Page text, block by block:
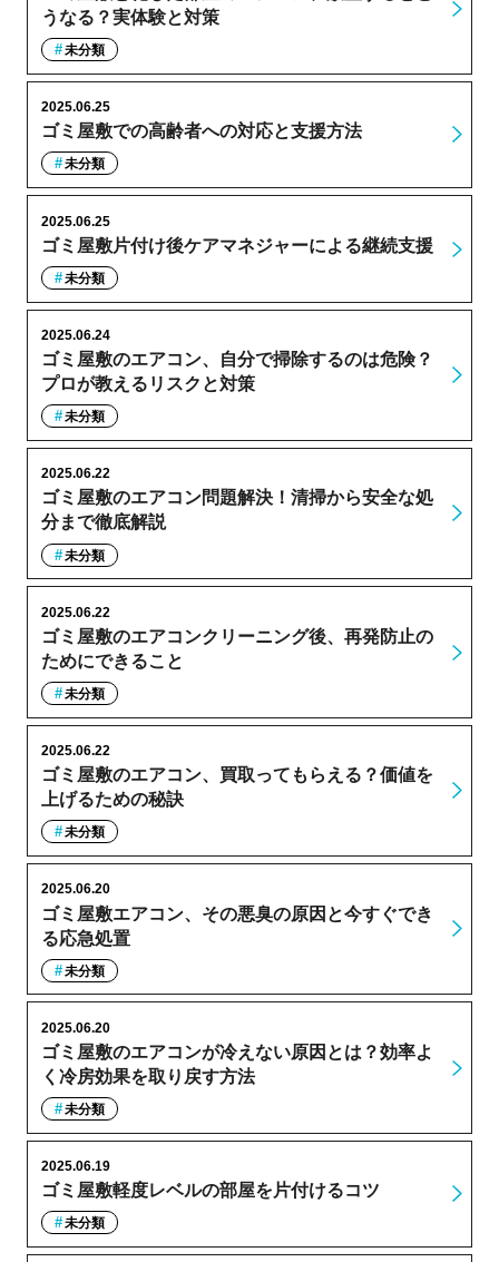
うなる？実体験と対策
未分類
ゴミ屋敷での高齢者への対応と支援方法
2025.06.25
未分類
ゴミ屋敷片付け後ケアマネジャーによる継続支援
2025.06.25
未分類
ゴミ屋敷のエアコン、自分で掃除するのは危険？
プロが教えるリスクと対策
2025.06.24
未分類
ゴミ屋敷のエアコン問題解決！清掃から安全な処
分まで徹底解説
2025.06.22
未分類
ゴミ屋敷のエアコンクリーニング後、再発防止の
ためにできること
2025.06.22
未分類
ゴミ屋敷のエアコン、買取ってもらえる？価値を
上げるための秘訣
2025.06.22
未分類
ゴミ屋敷エアコン、その悪臭の原因と今すぐでき
る応急処置
2025.06.20
未分類
ゴミ屋敷のエアコンが冷えない原因とは？効率よ
く冷房効果を取り戻す方法
2025.06.20
未分類
ゴミ屋敷軽度レベルの部屋を片付けるコツ
2025.06.19
未分類